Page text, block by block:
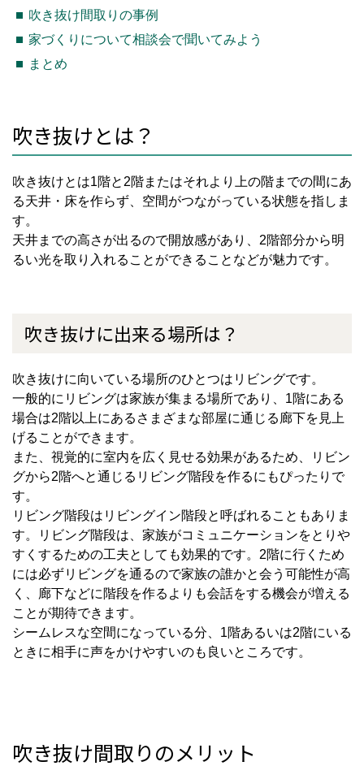
吹き抜け間取りの事例
家づくりについて相談会で聞いてみよう
まとめ
吹き抜けとは？
吹き抜けとは1階と2階またはそれより上の階までの間にあ
る天井・床を作らず、空間がつながっている状態を指しま
す。
天井までの高さが出るので開放感があり、 2階部分から明
るい光を取り入れることができることなどが魅力です。
吹き抜けに出来る場所は？
吹き抜けに向いている場所のひとつはリビングです。
一般的にリビングは家族が集まる場所であり、 1階にある
場合は2階以上にあるさまざまな部屋に通じる廊下を見上
げることができます。
また、視覚的に室内を広く見せる効果があるため、リビン
グから2階へと通じるリビング階段を作るにもぴったりで
す。
リビング階段はリビングイン階段と呼ばれることもありま
す。リビング階段は、家族がコミュニケーションをとりや
すくするための工夫としても効果的です。 2階に行くため
には必ずリビングを通るので家族の誰かと会う可能性が高
く、廊下などに階段を作るよりも会話をする機会が増える
ことが期待できます。
シームレスな空間になっている分、 1階あるいは2階にいる
ときに相手に声をかけやすいのも良いところです。
吹き抜け間取りのメリット